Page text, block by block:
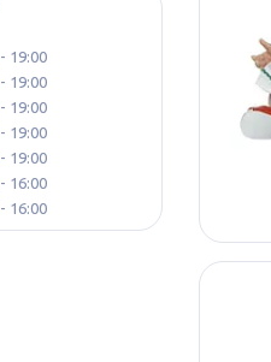
19:00
19:00
19:00
19:00
19:00
16:00
16:00